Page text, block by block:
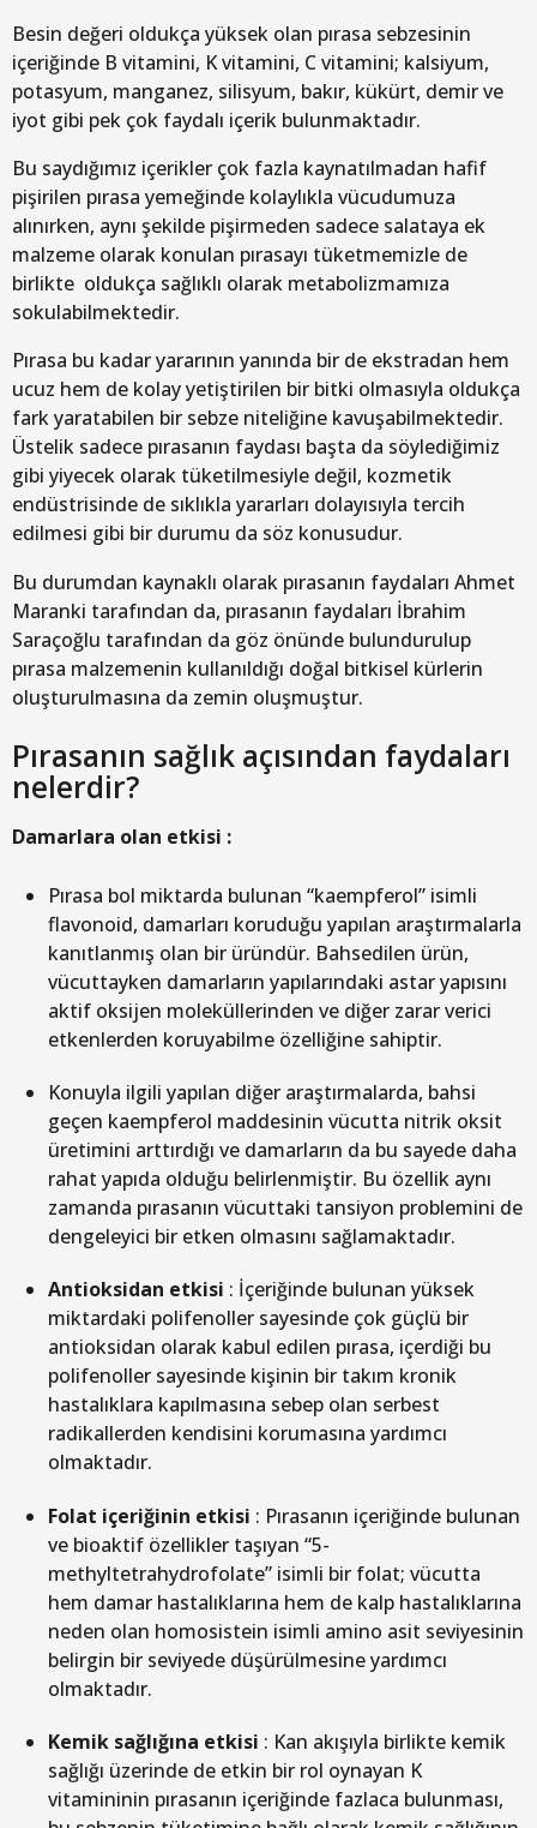
Besin değeri oldukça yüksek olan pırasa sebzesinin
içeriğinde B vitamini, K vitamini, C vitamini; kalsiyum,
potasyum, manganez, silisyum, bakır, kükürt, demir ve
iyot gibi pek çok faydalı içerik bulunmaktadır.
Bu saydığımız içerikler çok fazla kaynatılmadan hafif
pişirilen pırasa yemeğinde kolaylıkla vücudumuza
alınırken, aynı şekilde pişirmeden sadece salataya ek
malzeme olarak konulan pırasayı tüketmemizle de
birlikte oldukça sağlıklı olarak metabolizmamıza
sokulabilmektedir.
Pırasa bu kadar yararının yanında bir de ekstradan hem
ucuz hem de kolay yetiştirilen bir bitki olmasıyla oldukça
fark yaratabilen bir sebze niteliğine kavuşabilmektedir.
Üstelik sadece pırasanın faydası başta da söylediğimiz
gibi yiyecek olarak tüketilmesiyle değil, kozmetik
endüstrisinde de sıklıkla yararları dolayısıyla tercih
edilmesi gibi bir durumu da söz konusudur.
Bu durumdan kaynaklı olarak pırasanın faydaları Ahmet
Maranki tarafından da, pırasanın faydaları İbrahim
Saraçoğlu tarafından da göz önünde bulundurulup
pırasa malzemenin kullanıldığı doğal bitkisel kürlerin
oluşturulmasına da zemin oluşmuştur.
Pırasanın sağlık açısından faydaları
nelerdir?
Damarlara olan etkisi :
Pırasa bol miktarda bulunan “kaempferol” isimli
flavonoid, damarları koruduğu yapılan araştırmalarla
kanıtlanmış olan bir üründür. Bahsedilen ürün,
vücuttayken damarların yapılarındaki astar yapısını
aktif oksijen moleküllerinden ve diğer zarar verici
etkenlerden koruyabilme özelliğine sahiptir.
Konuyla ilgili yapılan diğer araştırmalarda, bahsi
geçen kaempferol maddesinin vücutta nitrik oksit
üretimini arttırdığı ve damarların da bu sayede daha
rahat yapıda olduğu belirlenmiştir. Bu özellik aynı
zamanda pırasanın vücuttaki tansiyon problemini de
dengeleyici bir etken olmasını sağlamaktadır.
Antioksidan etkisi : İçeriğinde bulunan yüksek
miktardaki polifenoller sayesinde çok güçlü bir
antioksidan olarak kabul edilen pırasa, içerdiği bu
polifenoller sayesinde kişinin bir takım kronik
hastalıklara kapılmasına sebep olan serbest
radikallerden kendisini korumasına yardımcı
olmaktadır.
Folat içeriğinin etkisi : Pırasanın içeriğinde bulunan
ve bioaktif özellikler taşıyan “5-
methyltetrahydrofolate” isimli bir folat; vücutta
hem damar hastalıklarına hem de kalp hastalıklarına
neden olan homosistein isimli amino asit seviyesinin
belirgin bir seviyede düşürülmesine yardımcı
olmaktadır.
Kemik sağlığına etkisi : Kan akışıyla birlikte kemik
sağlığı üzerinde de etkin bir rol oynayan K
vitamininin pırasanın içeriğinde fazlaca bulunması,